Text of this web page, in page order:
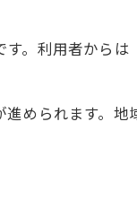
。利用者からは
められます。地